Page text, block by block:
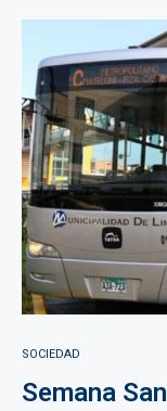
SOCIEDAD
Semana